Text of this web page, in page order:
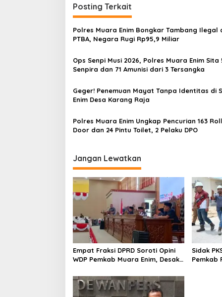
i
g
a
i
o
s
Posting Terkait
Polres Muara Enim Bongkar Tambang Ilegal
PTBA, Negara Rugi Rp95,9 Miliar
Ops Senpi Musi 2026, Polres Muara Enim Sita
Senpira dan 71 Amunisi dari 3 Tersangka
Geger! Penemuan Mayat Tanpa Identitas di
Enim Desa Karang Raja
Polres Muara Enim Ungkap Pencurian 163
Door dan 24 Pintu Toilet, 2 Pelaku DPO
Jangan Lewatkan
Empat Fraksi DPRD Soroti Opini
WDP Pemkab Muara Enim, Desak
Sidak
Pemkab